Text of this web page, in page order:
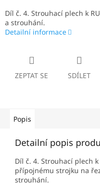
Díl č. 4. Strouhací plech k
a strouhání.
Detailní informace
ZEPTAT SE SDÍLET
Popis
Detailní popis
Díl č. 4. Strouhací plech k
přípojnému strojku na
strouhání.